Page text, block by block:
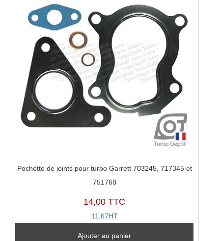
Pochette de joints pour turbo Garrett 703245, 717345 et
751768
14,00 TTC
11,67HT
Ajouter au panier